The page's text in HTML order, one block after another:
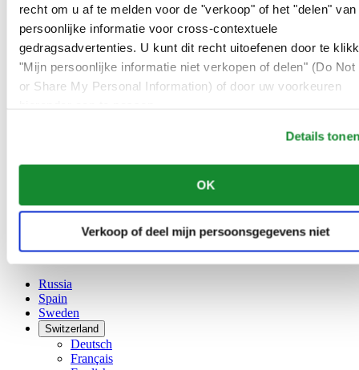
recht om u af te melden voor de "verkoop" of het "delen" van
persoonlijke informatie voor cross-contextuele
gedragsadvertenties. U kunt dit recht uitoefenen door te
"Mijn persoonlijke informatie niet verkopen of delen" (Do Not
or Share My Personal Information) of door uw voorkeuren
Details
OK
Verkoop of deel mijn persoonsgegevens niet
Belgium
Français
China
English
简体中文
Denmark
Ireland
Français
Netherlands
Poland
Russia
Spain
Sweden
Switzerland
Deutsch
Français